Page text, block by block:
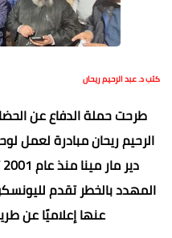
كتب د. عبد الرحيم ريحان
طرحت حملة الدفاع عن
الرحيم ريحان مبادرة
المهدد بالخطر تقدم
عنها إعلاميًا عن